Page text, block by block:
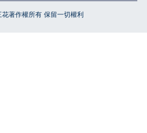
花著作權所有 保留一切權利